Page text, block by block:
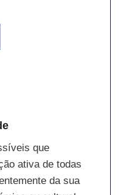
que
ativa de todas
da sua